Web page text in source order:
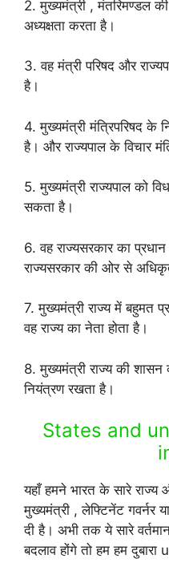
2. मुख्यमंत्री , मंतरिमण्डल
अध्यक्षता करता है।
3. वह मंत्री परिषद और
है।
4. मुख्यमंत्री मंत्रिपरिषद के
है। और राज्यपाल के विचार
5. मुख्यमंत्री राज्यपाल को
सकता है।
6. वह राज्यसरकार का
राज्यसरकार की ओर से अधिकृत
7. मुख्यमंत्री राज्य में बहुमत
वह राज्य का नेता होता है।
8. मुख्यमंत्री राज्य की शासन
नियंत्रण रखता है।
States and
यहाँ हमने भारत के सारे
मुख्यमंत्री , लेफ्टिनेंट गवर्नर
दी है। अभी तक ये सारे
बदलाव होंगे तो हम हम